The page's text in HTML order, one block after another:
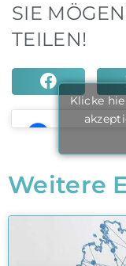
SIE
TEILEN!
Klicke
Weitere